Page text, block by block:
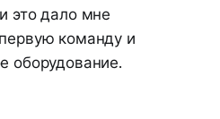
это дало мне
команду и
оборудование.